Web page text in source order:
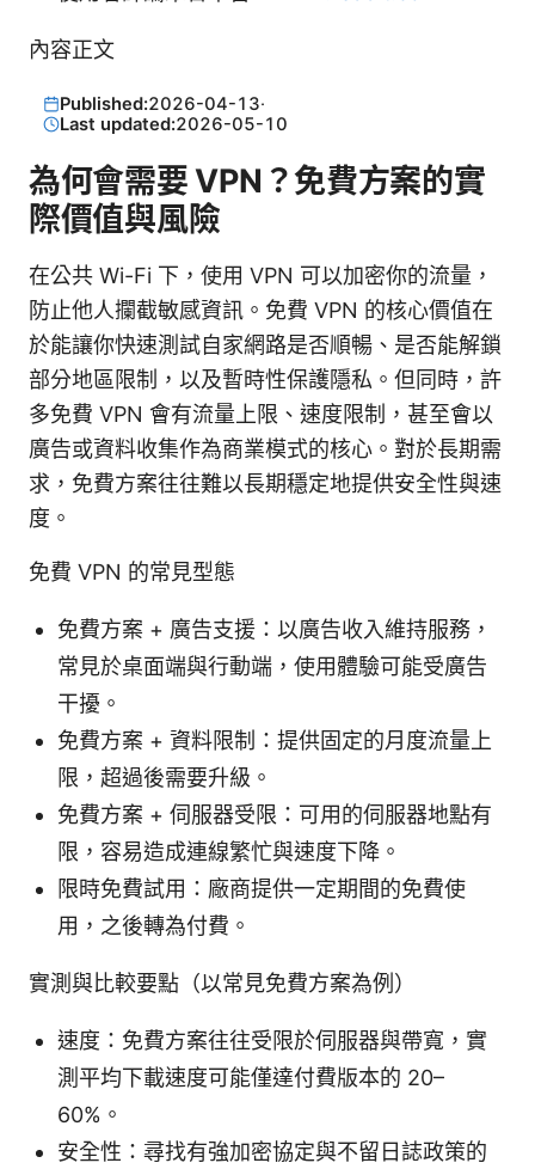
內容正文
Published:2026-04-13·
Last updated:2026-05-10
為何會需要 VPN？免費方案的實
際價值與風險
在公共 Wi-Fi 下，使用 VPN 可以加密你的流量，
防止他人攔截敏感資訊。免費 VPN 的核心價值在
於能讓你快速測試自家網路是否順暢、是否能解鎖
部分地區限制，以及暫時性保護隱私。但同時，許
多免費 VPN 會有流量上限、速度限制，甚至會以
廣告或資料收集作為商業模式的核心。對於長期需
求，免費方案往往難以長期穩定地提供安全性與速
度。
免費 VPN 的常見型態
免費方案 + 廣告支援：以廣告收入維持服務，
常見於桌面端與行動端，使用體驗可能受廣告
干擾。
免費方案 + 資料限制：提供固定的月度流量上
限，超過後需要升級。
免費方案 + 伺服器受限：可用的伺服器地點有
限，容易造成連線繁忙與速度下降。
限時免費試用：廠商提供一定期間的免費使
用，之後轉為付費。
實測與比較要點（以常見免費方案為例）
速度：免費方案往往受限於伺服器與帶寬，實
測平均下載速度可能僅達付費版本的 20–
60%。
安全性：尋找有強加密協定與不留日誌政策的